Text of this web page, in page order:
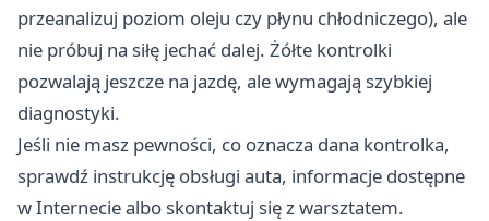
przeanalizuj poziom oleju czy płynu chłodniczego), ale
nie próbuj na siłę jechać dalej. Żółte kontrolki
pozwalają jeszcze na jazdę, ale wymagają szybkiej
diagnostyki.
Jeśli nie masz pewności, co oznacza dana kontrolka,
sprawdź instrukcję obsługi auta, informacje dostępne
w Internecie albo skontaktuj się z warsztatem.